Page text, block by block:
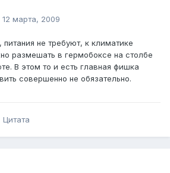
12 марта, 2009
не требуют, к климатике
размешать в гермобоксе на столбе
В этом то и есть главная фишка
совершенно не обязательно.
Цитата